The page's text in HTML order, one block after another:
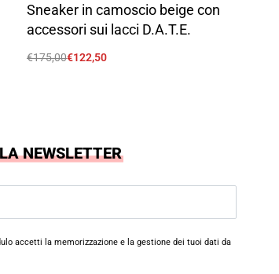
Sneaker in camoscio beige con
accessori sui lacci D.A.T.E.
€175,00€122,50
NEWSLETTER
accetti la memorizzazione e la gestione dei tuoi dati da